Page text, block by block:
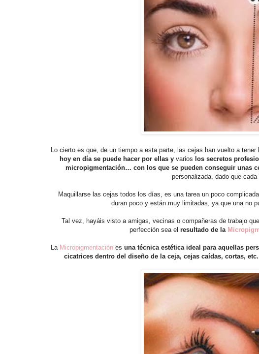
Lo cierto es que, de un tiempo a esta parte, las cejas han vuelto a
hoy en día se puede hacer por ellas y varios los secretos
micropigmentación… con los que se pueden conseguir unas
personalizada, dado que cada
Maquillarse las cejas todos los días, es una tarea un poco
duran poco y están muy limitadas, ya que una no
Tal vez, hayáis visto a amigas, vecinas o compañeras de trabajo
perfección sea el resultado de la
La Micropigmentación es una técnica estética ideal para aquellas
cicatrices dentro del diseño de la ceja, cejas caídas, cortas, etc.